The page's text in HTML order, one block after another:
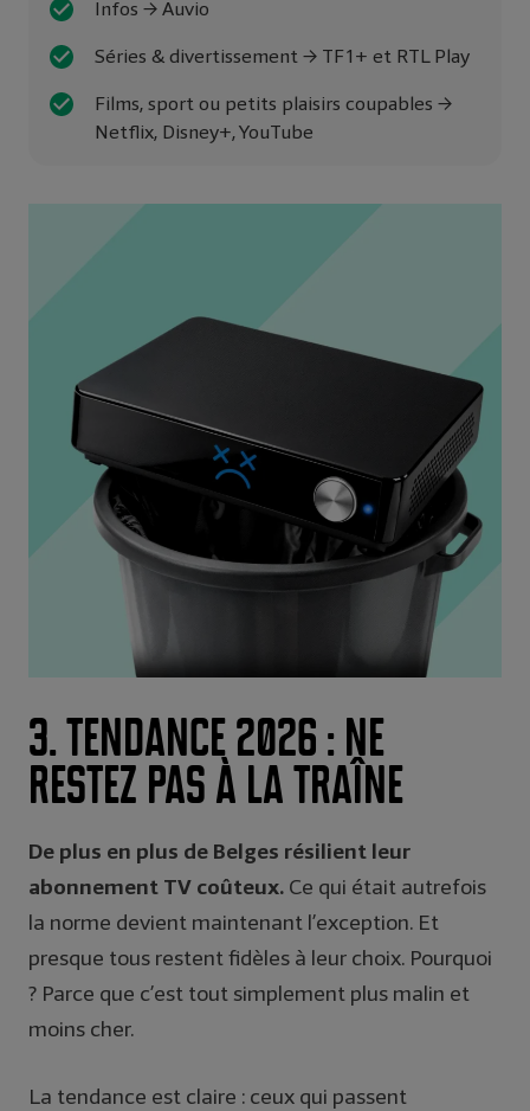
Infos → Auvio
Séries & divertissement → TF1+ et RTL Play
Films, sport ou petits plaisirs coupables →
Netflix, Disney+, YouTube
3. Tendance 2026 : Ne
restez pas à la traîne
De plus en plus de Belges résilient leur
abonnement TV coûteux. Ce qui était autrefois
la norme devient maintenant l’exception. Et
presque tous restent fidèles à leur choix. Pourquoi
? Parce que c’est tout simplement plus malin et
moins cher.
La tendance est claire : ceux qui passent